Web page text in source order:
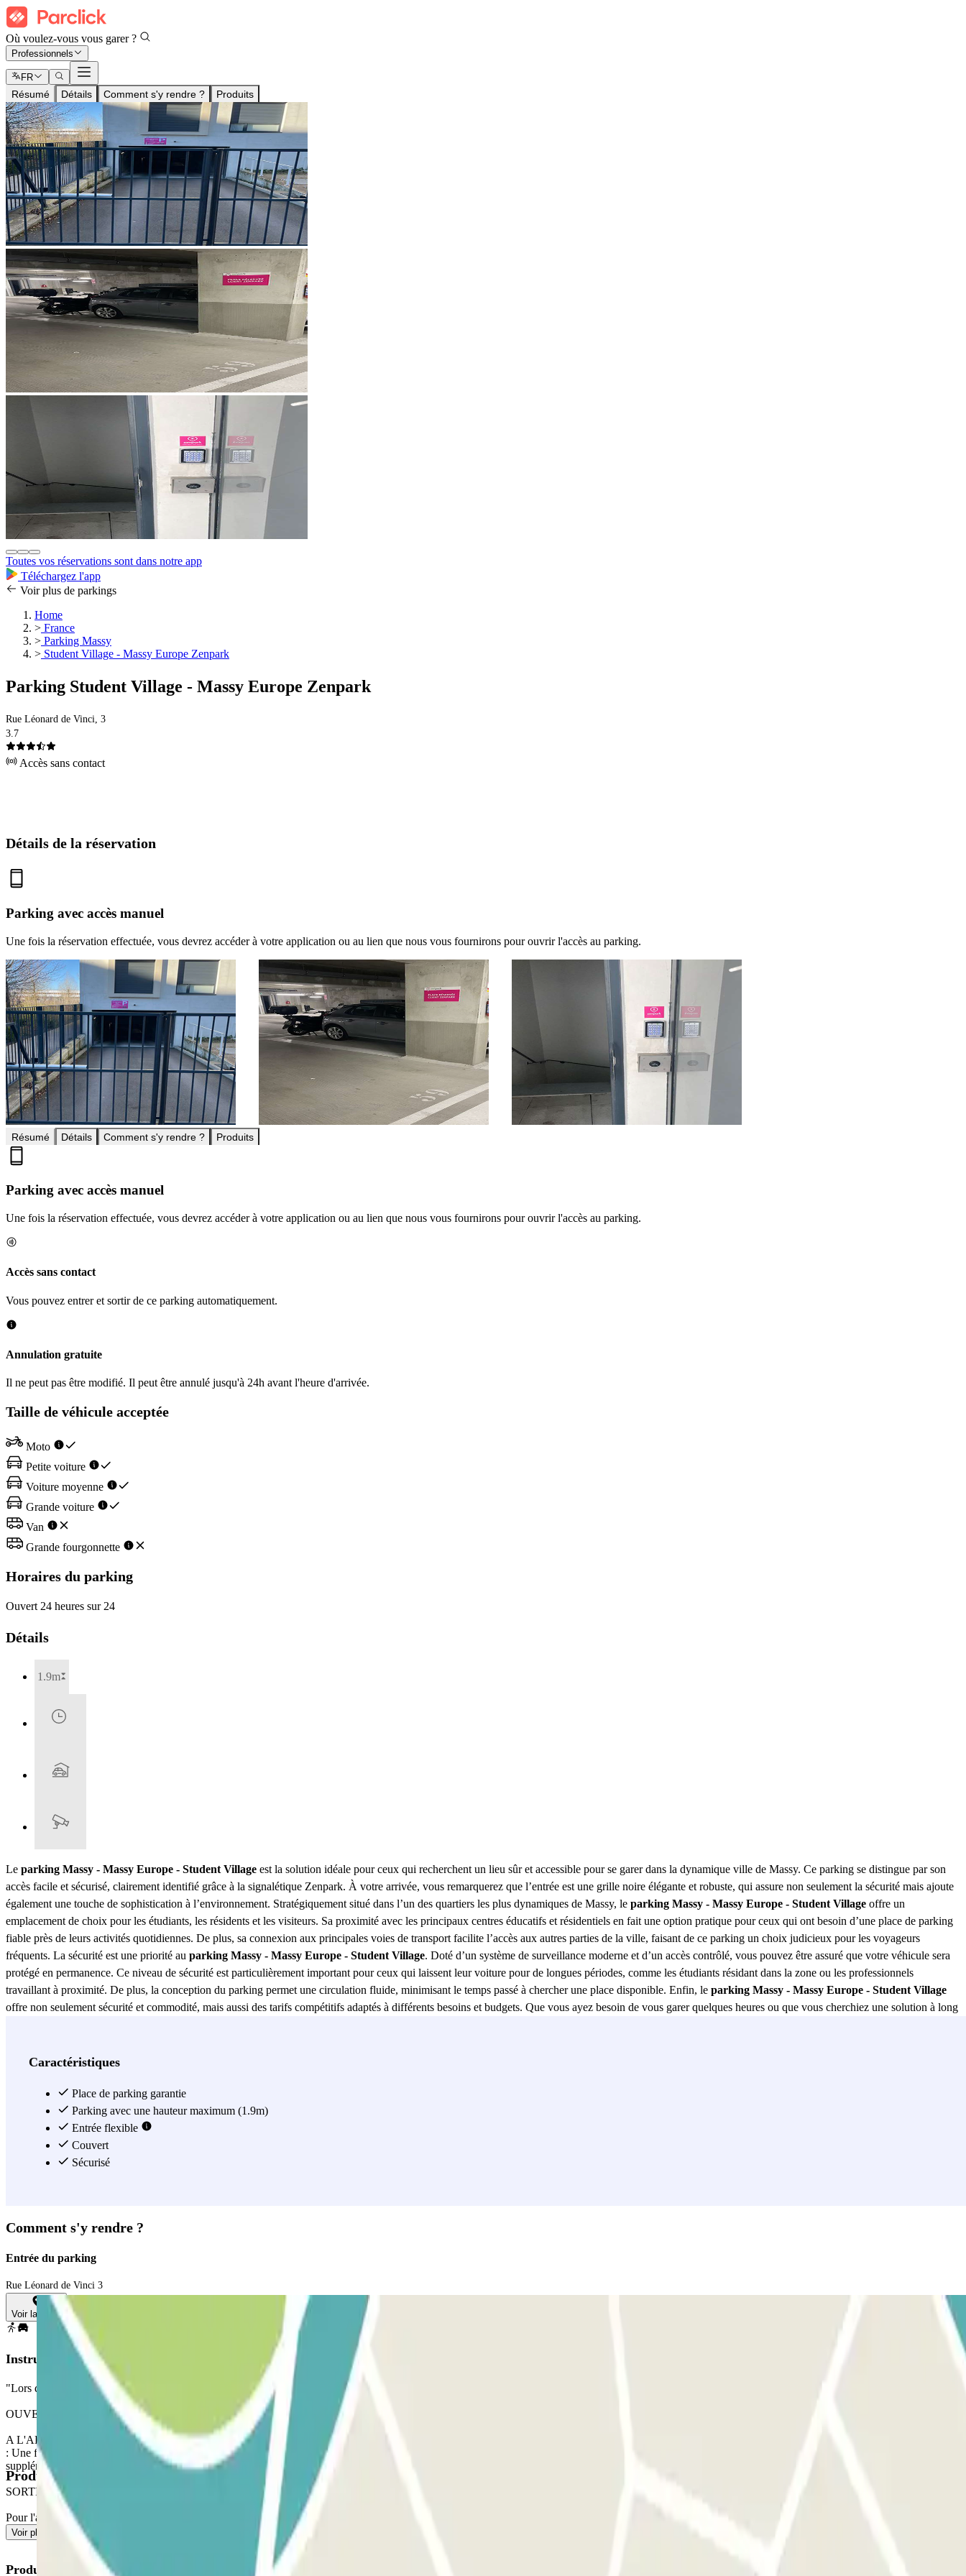
Où voulez-vous vous garer ?
Professionnels
FR
Résumé Détails Comment s'y rendre ? Produits
Toutes vos réservations sont dans notre app
Téléchargez l'app
Voir plus de parkings
Home
> France
> Parking Massy
> Student Village - Massy Europe Zenpark
Parking Student Village - Massy Europe Zenpark
Rue Léonard de Vinci, 3
3.7
Accès sans contact
Détails de la réservation
Parking avec accès manuel
Une fois la réservation effectuée, vous devrez accéder à votre application ou au lien que nous vous fournirons pour ouvrir l'accès au parking.
Résumé Détails Comment s'y rendre ? Produits
Parking avec accès manuel
Une fois la réservation effectuée, vous devrez accéder à votre application ou au lien que nous vous fournirons pour ouvrir l'accès au parking.
Accès sans contact
Vous pouvez entrer et sortir de ce parking automatiquement.
Annulation gratuite
Il ne peut pas être modifié. Il peut être annulé jusqu'à 24h avant l'heure d'arrivée.
Taille de véhicule acceptée
Moto
Petite voiture
Voiture moyenne
Grande voiture
Van
Grande fourgonnette
Horaires du parking
Ouvert 24 heures sur 24
Détails
1.9m
Le parking Massy - Massy Europe - Student Village est la solution idéale pour ceux qui recherchent un lieu sûr et accessible pour se garer dans la dynamique ville de Massy. Ce parking se distingue par son
accès facile et sécurisé, clairement identifié grâce à la signalétique Zenpark. À votre arrivée, vous remarquerez que l’entrée est une grille noire élégante et robuste, qui assure non seulement la sécurité mais ajoute
également une touche de sophistication à l’environnement. Stratégiquement situé dans l’un des quartiers les plus dynamiques de Massy, le parking Massy - Massy Europe - Student Village offre un
emplacement de choix pour les étudiants, les résidents et les visiteurs. Sa proximité avec les principaux centres éducatifs et résidentiels en fait une option pratique pour ceux qui ont besoin d’une place de parking
fiable près de leurs activités quotidiennes. De plus, sa connexion aux principales voies de transport facilite l’accès aux autres parties de la ville, faisant de ce parking un choix judicieux pour les voyageurs
fréquents. La sécurité est une priorité au parking Massy - Massy Europe - Student Village. Doté d’un système de surveillance moderne et d’un accès contrôlé, vous pouvez être assuré que votre véhicule sera
protégé en permanence. Ce niveau de sécurité est particulièrement important pour ceux qui laissent leur voiture pour de longues périodes, comme les étudiants résidant dans la zone ou les professionnels
travaillant à proximité. De plus, la conception du parking permet une circulation fluide, minimisant le temps passé à chercher une place disponible. Enfin, le parking Massy - Massy Europe - Student Village
offre non seulement sécurité et commodité, mais aussi des tarifs compétitifs adaptés à différents besoins et budgets. Que vous ayez besoin de vous garer quelques heures ou que vous cherchiez une solution à long
Voir plus
Caractéristiques
Place de parking garantie
Parking avec une hauteur maximum (1.9m)
Entrée flexible
Couvert
Sécurisé
Comment s'y rendre ?
Entrée du parking
Rue Léonard de Vinci 3
Voir la carte
Instructions
"Lors de l'accès au parking, n'oubliez pas de consulter la section ""Informations importantes"". L'accès à ce parking se fait par notre application.
OUVERTURE PAR L'APPLICATION PARCLICK
A L'ARRIVEE : Depuis l'application ou via le lien de votre réservation, utilisez le bouton prévu à cet effet pour ouvrir l'entrée. Assurez-vous d'être devant la bonne entrée avant d'activer le bouton. AU DÉPART
: Une fois entré, vous recevrez le bouton pour ouvrir la sortie, le processus est le même que pour l'entrée. MARGE : Vous pouvez accéder au parking jusqu'à 1 heure avant votre réservation, mais ce temps
supplémentaire vous sera facturé.
SORTIE PIÉTONNE
Pour l'accès des piétons, veuillez consulter notre section ""Informations importantes""."
Voir plus
Produits disponibles
Produits Parclick